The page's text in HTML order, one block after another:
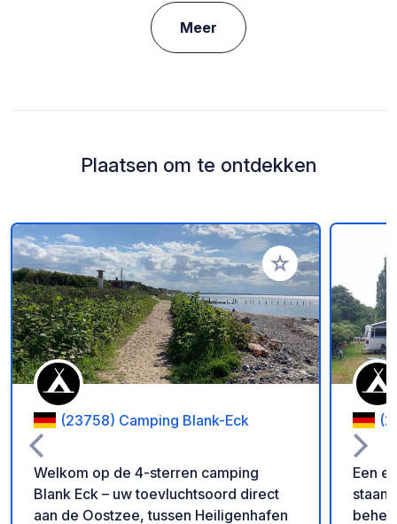
Meer
Plaatsen om te ontdekken
Voeg toe aan je
(23758) Camping Blank-Eck
Welkom op de 4-sterren camping
Blank Eck – uw toevluchtsoord direct
aan de Oostzee, tussen Heiligenhafen
Een